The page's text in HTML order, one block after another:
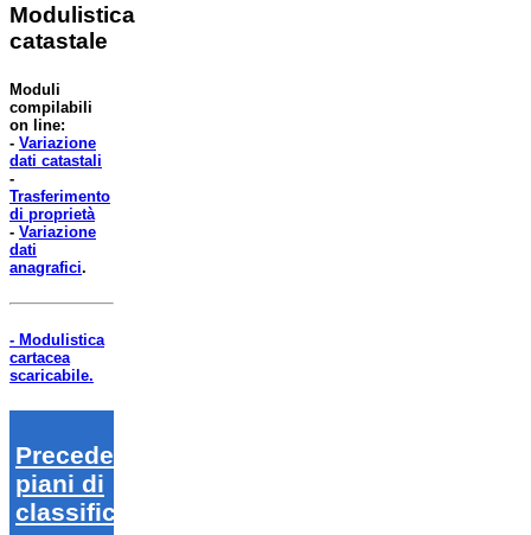
Modulistica
catastale
Moduli
compilabili
on line:
- Variazione
dati catastali
-
Trasferimento
di proprietà
- Variazione
dati
anagrafici.
- Modulistica
cartacea
scaricabile.
Precedenti
piani di
classifica